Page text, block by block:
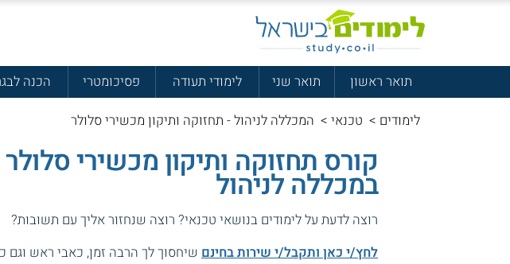
תואר ראשון תואר שני לימודי תעודה פסיכומטרי הכנה
לימודים > טכנאי > המכללה לניהול - תחזוקה ותיקון מכשירי סלולר
קורס תחזוקה ותיקון מכשירי
במכללה לניהול
רוצה לדעת על לימודים בנושאי טכנאי? רוצה שנחזור אליך עם תשובות?
לחץ/י כאן ותקבל/י שירות בחינם שיחסוך לך הרבה זמן, כאבי ראש וגם